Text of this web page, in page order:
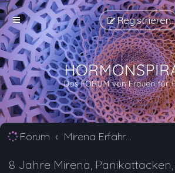
Registrieren
Forum Mirena Erfahrungsberichte und Nebenwirkungen
8 Jahre Mirena,